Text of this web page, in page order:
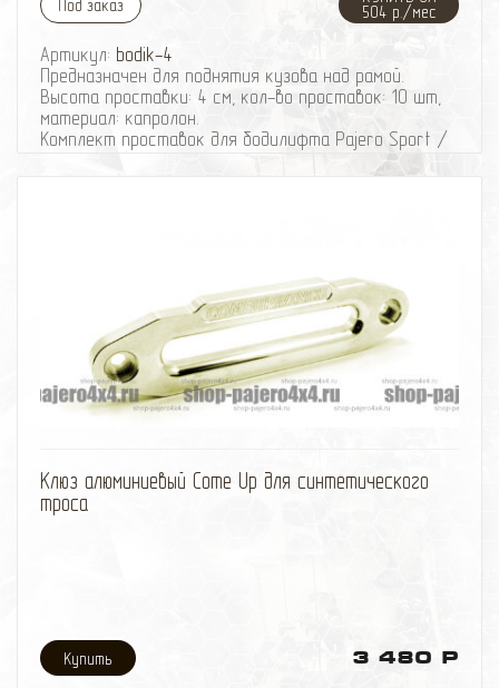
Под заказ
504 р./мес
Артикул: bodik-4
Предназначен для поднятия кузова над рамой.
Высота проставки: 4 см, кол-во проставок: 10 шт,
материал: капролон.
Комплект проставок для бодилифта Pajero Sport /
Montero Sport предназначен для поднятия кузова
над рамой, с целью улучшения проходимости и для
болты, гайки и шайбы для крепления.
Характеристики Комплекта проставок для
бодилифта Pajero Sport / Montero Sport:
· Высота проставки: 4 см
· Кол-во проставок: 10 шт
· Материал: капролон
Клюз алюминиевый Come Up для синтетического
троса
3 480 Р